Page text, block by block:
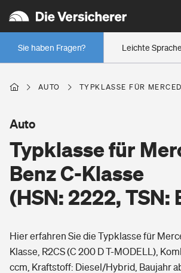
Leichte Sprache
Sie haben Fragen?
Wer versichert was: Jetzt Versicherer finden
Regionalklassen: So ist Ihre Region
Wer versichert was: Jetzt Versicherer finden
Berufsunfähigkeitsversicherung
Arbeitsrechtsschutz
Wohnen
Wohngebäudeversicherung
Hausratversicherung
Elementarversicherung
Pri­vate Haft­pflicht­
Gesundheit
AUTO TYPKLASSE FÜR
Typklasse für
Benz C-Klasse
(HSN: 2222, TSN:
Auto
Hier erfahren Sie die Typklasse für
Klasse, R2CS (C 200 D T-MODELL),
ccm, Kraftstoff: Diesel/Hybrid, Baujahr